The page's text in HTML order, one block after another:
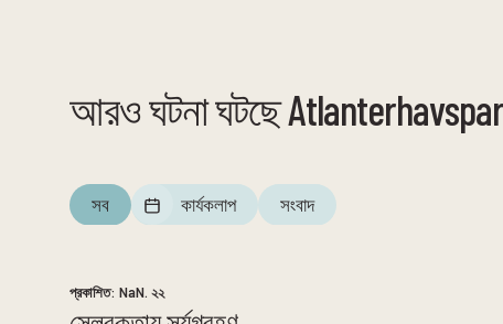
আরও ঘটনা ঘটছে
সব কার্যকলাপ সংবাদ
প্রকাশিত:NaN. ২২